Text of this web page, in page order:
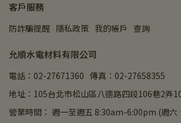
客戶服務
防詐騙提醒 隱私政策 我的帳戶 查詢
允順水電材料有限公司
電話：02-27671360 傳真：02-27658355
地址：105台北市松山區八德路四段106巷2弄
營業時間： 週一至週五 8:30am-6:00pm (週六